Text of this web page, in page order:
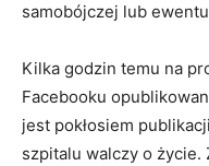
samobójczej lub
Kilka godzin temu na
Facebooku
jest pokłosiem
szpitalu walczy o życie.